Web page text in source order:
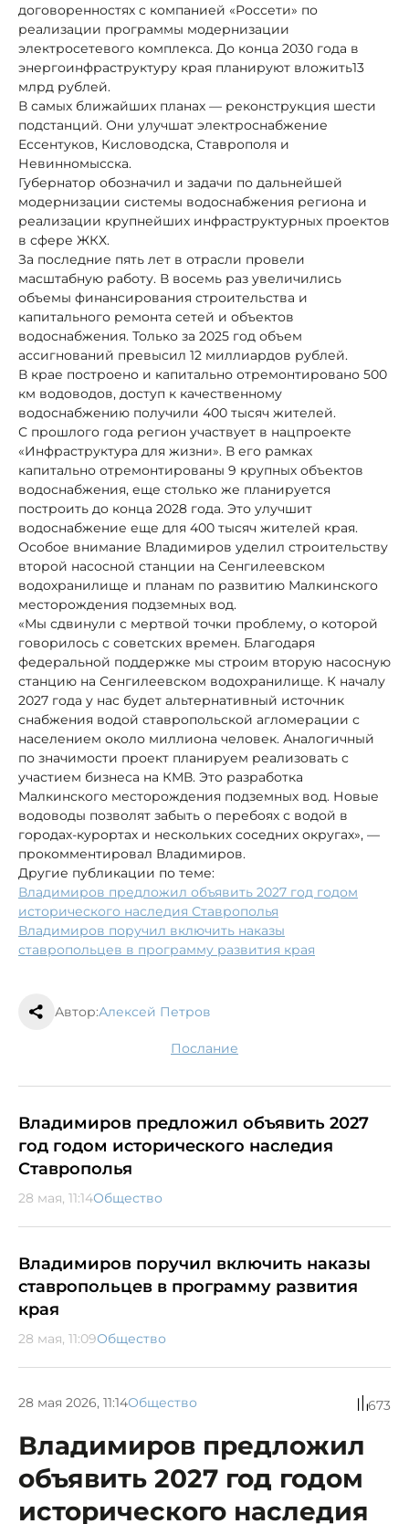
договоренностях с компанией «Россети» по
реализации программы модернизации
электросетевого комплекса. До конца 2030 года в
энергоинфраструктуру края планируют вложить13
млрд рублей.
В самых ближайших планах — реконструкция шести
подстанций. Они улучшат электроснабжение
Ессентуков, Кисловодска, Ставрополя и
Невинномысска.
Губернатор обозначил и задачи по дальнейшей
модернизации системы водоснабжения региона и
реализации крупнейших инфраструктурных проектов
в сфере ЖКХ.
За последние пять лет в отрасли провели
масштабную работу. В восемь раз увеличились
объемы финансирования строительства и
капитального ремонта сетей и объектов
водоснабжения. Только за 2025 год объем
ассигнований превысил 12 миллиардов рублей.
В крае построено и капитально отремонтировано 500
км водоводов, доступ к качественному
водоснабжению получили 400 тысяч жителей.
С прошлого года регион участвует в нацпроекте
«Инфраструктура для жизни». В его рамках
капитально отремонтированы 9 крупных объектов
водоснабжения, еще столько же планируется
построить до конца 2028 года. Это улучшит
водоснабжение еще для 400 тысяч жителей края.
Особое внимание Владимиров уделил строительству
второй насосной станции на Сенгилеевском
водохранилище и планам по развитию Малкинского
месторождения подземных вод.
«Мы сдвинули с мертвой точки проблему, о которой
говорилось с советских времен. Благодаря
федеральной поддержке мы строим вторую насосную
станцию на Сенгилеевском водохранилище. К началу
2027 года у нас будет альтернативный источник
снабжения водой ставропольской агломерации с
населением около миллиона человек. Аналогичный
по значимости проект планируем реализовать с
участием бизнеса на КМВ. Это разработка
Малкинского месторождения подземных вод. Новые
водоводы позволят забыть о перебоях с водой в
городах-курортах и нескольких соседних округах», —
прокомментировал Владимиров.
Другие публикации по теме:
Владимиров предложил объявить 2027 год годом
исторического наследия Ставрополья
Владимиров поручил включить наказы
ставропольцев в программу развития края
Автор:Алексей Петров
послание
Владимиров предложил объявить 2027
год годом исторического наследия
Ставрополья
28 мая, 11:14Общество
Владимиров поручил включить наказы
ставропольцев в программу развития
края
28 мая, 11:09Общество
28 мая 2026, 11:14Общество 673
Владимиров предложил
объявить 2027 год годом
исторического наследия